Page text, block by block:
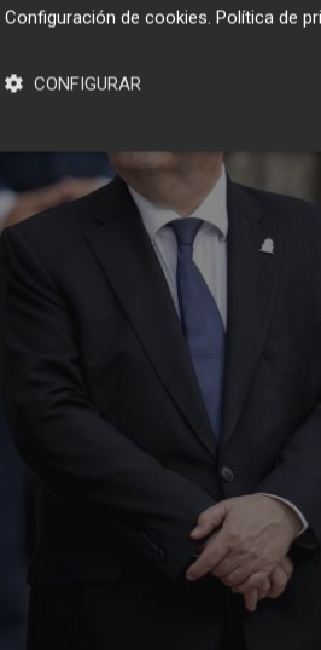
Configuración de cookies. Política de
CONFIGURAR